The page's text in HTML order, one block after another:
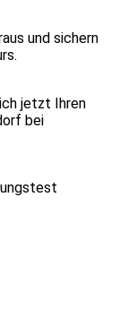
und sichern
jetzt Ihren
bei